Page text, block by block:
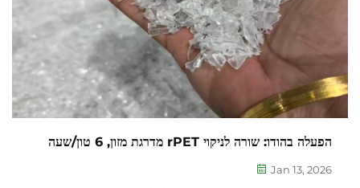
הפעלה בהודו: שורה לניקוי rPET מדרגת מזון, 6 טון/שעה
Jan 13, 2026